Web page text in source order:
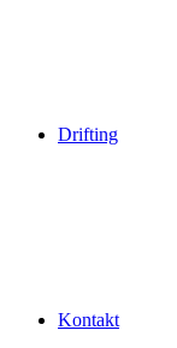
Drifting
Kontakt